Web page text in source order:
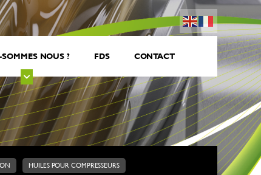
NOUS ? FDS CONTACT
HUILES POUR COMPRESSEURS